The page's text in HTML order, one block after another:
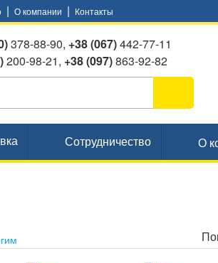
| О компании | Контакты
378-88-90, +38 (067)442-77-11
200-98-21, +38 (097)863-92-82
Сотрудничество О